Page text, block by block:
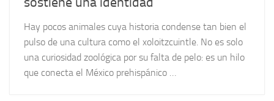
Hay pocos animales cuya historia condense tan bien el
pulso de una cultura como el xoloitzcuintle. No es solo
una curiosidad zoológica por su falta de pelo: es un hilo
que conecta el México prehispánico …